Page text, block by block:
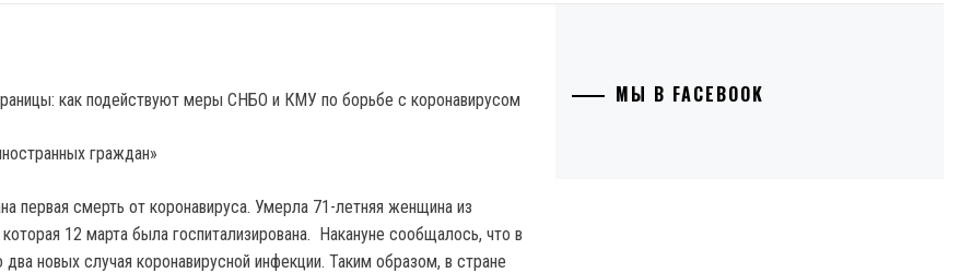
граждан»
первая смерть от коронавируса. Умерла 71-летняя женщина из
12 марта была госпитализирована. Накануне сообщалось, что в
два новых случая коронавирусной инфекции. Таким образом, в стране
МЫ В FACEBOOK